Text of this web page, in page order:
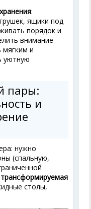
:
ящики под
порядок и
внимание
и
уютную
пары:
и
нужно
(спальную,
трансформируемая
столы,